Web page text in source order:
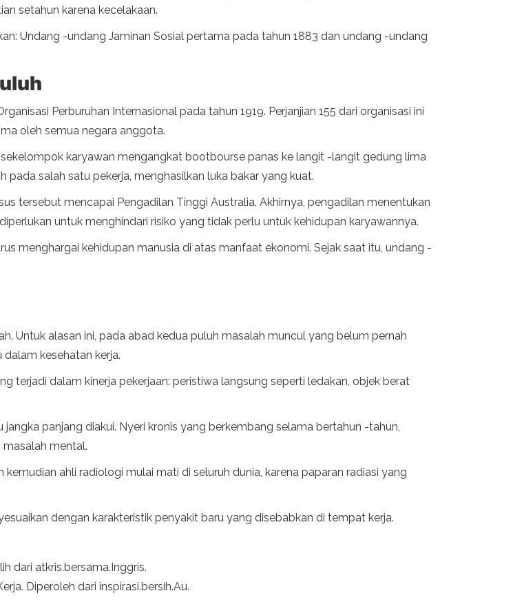
setahun karena kecelakaan.
Undang -undang Jaminan Sosial pertama pada tahun 1883 dan undang -undang
Perburuhan Internasional pada tahun 1919. Perjanjian 155 dari organisasi ini
oleh semua negara anggota.
karyawan mengangkat bootbourse panas ke langit -langit gedung lima
salah satu pekerja, menghasilkan luka bakar yang kuat.
tersebut mencapai Pengadilan Tinggi Australia. Akhirnya, pengadilan menentukan
untuk menghindari risiko yang tidak perlu untuk kehidupan karyawannya.
menghargai kehidupan manusia di atas manfaat ekonomi. Sejak saat itu, undang -
Untuk alasan ini, pada abad kedua puluh masalah muncul yang belum pernah
kesehatan kerja.
terjadi dalam kinerja pekerjaan: peristiwa langsung seperti ledakan, objek berat
panjang diakui. Nyeri kronis yang berkembang selama bertahun -tahun,
mental.
ahli radiologi mulai mati di seluruh dunia, karena paparan radiasi yang
dengan karakteristik penyakit baru yang disebabkan di tempat kerja.
dari atkris.bersama.Inggris.
Diperoleh dari inspirasi.bersih.Au.